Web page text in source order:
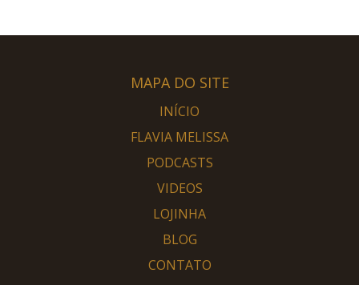
MAPA DO SITE
INÍCIO
FLAVIA MELISSA
PODCASTS
VIDEOS
LOJINHA
BLOG
CONTATO